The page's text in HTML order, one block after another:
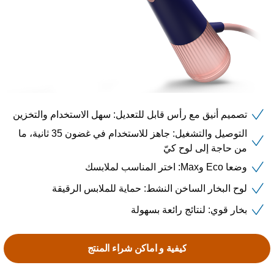
تصميم أنيق مع رأس قابل للتعديل: سهل الاستخدام والتخزين
التوصيل والتشغيل: جاهز للاستخدام في غضون 35 ثانية، ما
من حاجة إلى لوح كيّ
وضعا Eco وMax: اختر المناسب لملابسك
لوح البخار الساخن النشط: حماية للملابس الرقيقة
بخار قوي: لنتائج رائعة بسهولة
كيفية و اماكن شراء المنتج